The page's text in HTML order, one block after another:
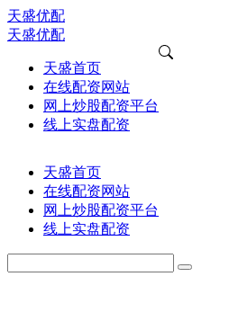
天盛优配
天盛优配
天盛首页
在线配资网站
网上炒股配资平台
线上实盘配资
天盛首页
在线配资网站
网上炒股配资平台
线上实盘配资